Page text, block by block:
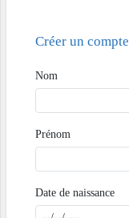
Créer un compte
Nom
Prénom
Date de naissance